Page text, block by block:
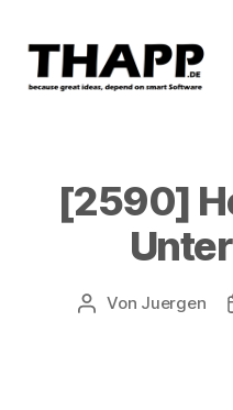
[2590]
Beitragsautor
Von Juergen